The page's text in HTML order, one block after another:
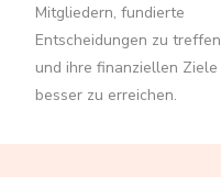
Mitgliedern, fundierte
Entscheidungen zu treffen
und ihre finanziellen Ziele
besser zu erreichen.